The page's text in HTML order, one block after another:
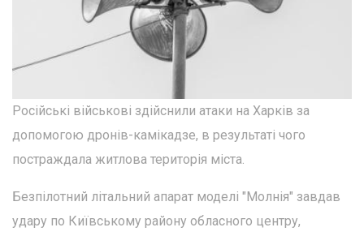
Російські військові здійснили атаки на Харків за
допомогою дронів-камікадзе, в результаті чого
постраждала житлова територія міста.
Безпілотний літальний апарат моделі "Молнія" завдав
удару по Київському району обласного центру,